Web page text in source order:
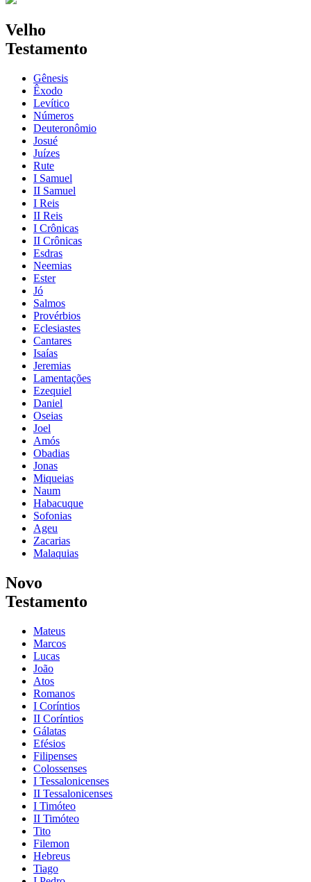
Velho
Testamento
Gênesis
Êxodo
Levítico
Números
Deuteronômio
Josué
Juízes
Rute
I Samuel
II Samuel
I Reis
II Reis
I Crônicas
II Crônicas
Esdras
Neemias
Ester
Jó
Salmos
Provérbios
Eclesiastes
Cantares
Isaías
Jeremias
Lamentações
Ezequiel
Daniel
Oseias
Joel
Amós
Obadias
Jonas
Miqueias
Naum
Habacuque
Sofonias
Ageu
Zacarias
Malaquias
Novo
Testamento
Mateus
Marcos
Lucas
João
Atos
Romanos
I Coríntios
II Coríntios
Gálatas
Efésios
Filipenses
Colossenses
I Tessalonicenses
II Tessalonicenses
I Timóteo
II Timóteo
Tito
Filemon
Hebreus
Tiago